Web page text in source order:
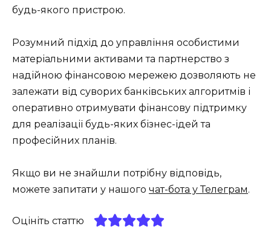
будь-якого пристрою.
Розумний підхід до управління особистими
матеріальними активами та партнерство з
надійною фінансовою мережею дозволяють не
залежати від суворих банківських алгоритмів і
оперативно отримувати фінансову підтримку
для реалізації будь-яких бізнес-ідей та
професійних планів.
Якщо ви не знайшли потрібну відповідь,
можете запитати у нашого чат-бота у Телеграм.
Оцініть статтю